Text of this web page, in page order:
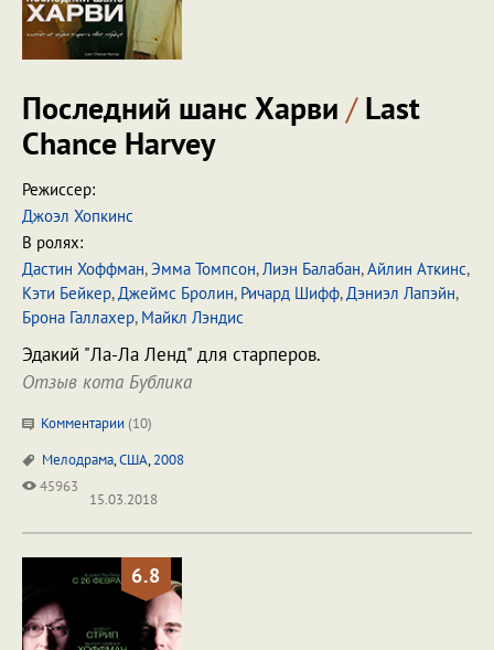
Последний шанс Харви /Last
Chance Harvey
Режиссер:
Джоэл Хопкинс
В ролях:
Дастин Хоффман,Эмма Томпсон,Лиэн Балабан,Айлин Аткинс,
Кэти Бейкер,Джеймс Бролин, Ричард Шифф,Дэниэл Лапэйн,
Брона Галлахер, Майкл Лэндис
Эдакий "Ла-Ла Ленд" для старперов.
Отзыв кота Бублика
Комментарии (10)
Мелодрама,США,2008
45963
15.03.2018
6.8